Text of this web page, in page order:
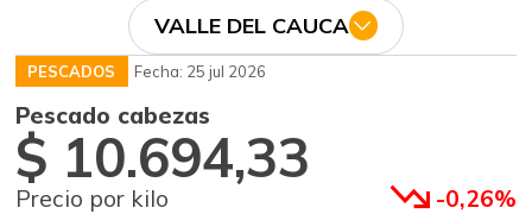
VALLE DEL CAUCA
PESCADOS Fecha: 25 jul 2026
Pescado cabezas
$ 10.694,33
Precio por kilo -0,26%